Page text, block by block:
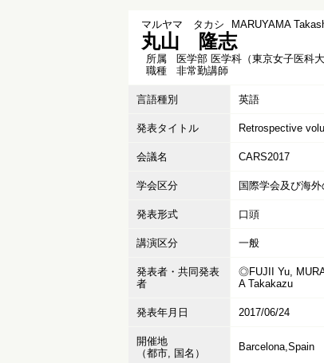
マルヤマ タカシ MARUYAMA
丸山 隆志
所属
医学部 医学科（東京女子医科大
職種
非常勤講師
言語種別 英語
発表タイトル Retrospective
会議名 CARS2017
学会区分 国際学会及び海
発表形式 口頭
講演区分 一般
発表者・共同発表
者
◎FUJII Yu,
A Takakazu
発表年月日 2017/06/24
開催地
（都市, 国名）
Barcelona,Spain